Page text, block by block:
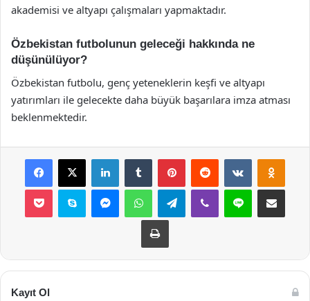
akademisi ve altyapı çalışmaları yapmaktadır.
Özbekistan futbolunun geleceği hakkında ne
düşünülüyor?
Özbekistan futbolu, genç yeteneklerin keşfi ve altyapı
yatırımları ile gelecekte daha büyük başarılara imza atması
beklenmektedir.
Facebook
X LinkedInTumblr PinterestReddit VKontakte
Pocket Skype MessengerWhatsAppTelegramViber Line E-Posta ile
Yazdır
Kayıt Ol